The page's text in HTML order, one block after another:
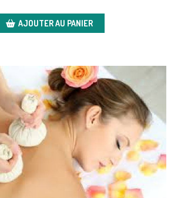
AJOUTER AU PANIER